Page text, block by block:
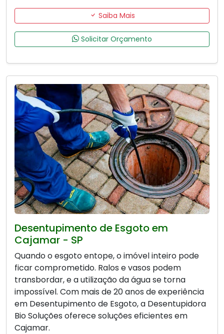
Saiba Mais
Solicitar Orçamento
Desentupimento de Esgoto em
Cajamar - SP
Quando o esgoto entope, o imóvel inteiro pode
ficar comprometido. Ralos e vasos podem
transbordar, e a utilização da água se torna
impossível. Com mais de 20 anos de experiência
em Desentupimento de Esgoto, a Desentupidora
Bio Soluções oferece soluções eficientes em
Cajamar.